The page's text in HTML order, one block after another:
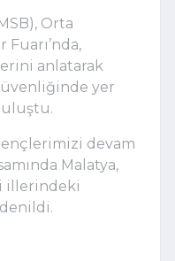
Orta
anlatarak
yer
devam
Malatya,
illerindeki